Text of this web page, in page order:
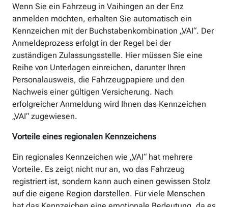
Wenn Sie ein Fahrzeug in Vaihingen an der Enz
anmelden möchten, erhalten Sie automatisch ein
Kennzeichen mit der Buchstabenkombination „VAI“. Der
Anmeldeprozess erfolgt in der Regel bei der
zuständigen Zulassungsstelle. Hier müssen Sie eine
Reihe von Unterlagen einreichen, darunter Ihren
Personalausweis, die Fahrzeugpapiere und den
Nachweis einer gültigen Versicherung. Nach
erfolgreicher Anmeldung wird Ihnen das Kennzeichen
„VAI“ zugewiesen.
Vorteile eines regionalen Kennzeichens
Ein regionales Kennzeichen wie „VAI“ hat mehrere
Vorteile. Es zeigt nicht nur an, wo das Fahrzeug
registriert ist, sondern kann auch einen gewissen Stolz
auf die eigene Region darstellen. Für viele Menschen